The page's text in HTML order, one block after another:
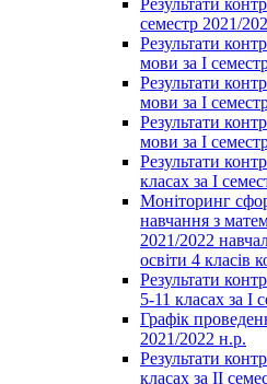
семестр 2021/
Результати
мови за І
Результати
мови за І
Результати
мови за І
Результати
класах за І
Моніторинг
навчання з
2021/2022
освіти 4 класів
Результати
5-11 класах за І
Графік
2021/2022 н.р.
Результати
класах за ІІ